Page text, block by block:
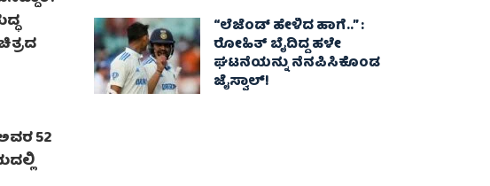
52
“ಲೆಜೆಂಡ್ ಹೇಳಿದ ಹಾಗೆ..” :
ರೋಹಿತ್ ಬೈದಿದ್ದ ಹಳೇ
ಘಟನೆಯನ್ನು ನೆನಪಿಸಿಕೊಂಡ
ಜೈಸ್ವಾಲ್!